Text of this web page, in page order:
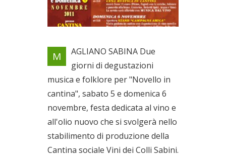
Locandina evento
Dal 05/11/2011 al
06/11/2011
M
AGLIANO SABINA Due
giorni di degustazioni
musica e folklore per "Novello in
cantina", sabato 5 e domenica 6
novembre, festa dedicata al vino e
all'olio nuovo che si svolgerà nello
stabilimento di produzione della
Cantina sociale Vini dei Colli Sabini.